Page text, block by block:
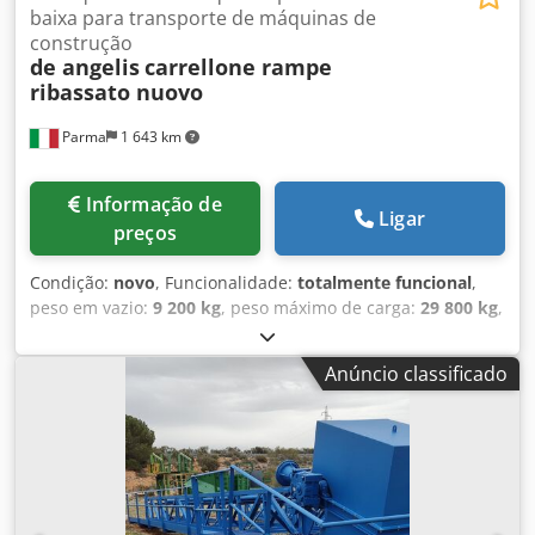
Parma 1 643 km
baixa para transporte de máquinas de
construção
de angeliscarrellone rampe
ribassato nuovo
preços
Ligar
Condição: novo, Funcionalidade: totalmente funcional,
peso em vazio: 9 200 kg, peso máximo de carga: 29 800 kg,
, configuração de eixo:
comprimento do espaço de carga:10 000 mm, largura do
espaço de carga:
2 550 mm
, altura do espaço de carga:
, comprimento total:13 700 mm , largura total:
, suspensão: , tamanho do pneu:245.70 R
branco, travão de reboque: reboque com freio
Ano de fabrico:2026, Equipamento:ABS, plataforma
elevatória traseira, semi-reboque plataforma De Angelis,
Anúncio classificado